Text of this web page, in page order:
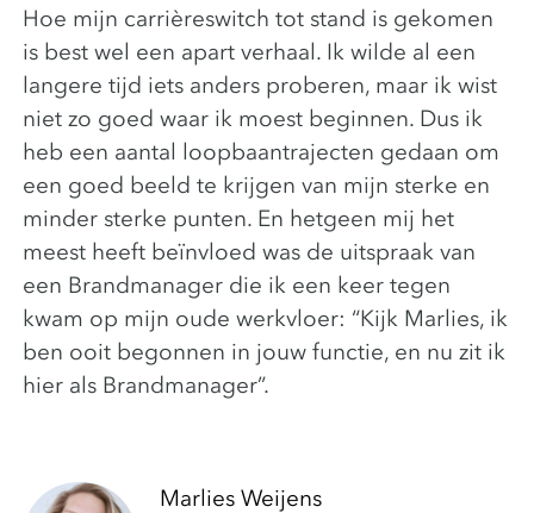
Hoe mijn carrièreswitch tot stand is gekomen
is best wel een apart verhaal. Ik wilde al een
langere tijd iets anders proberen, maar ik wist
niet zo goed waar ik moest beginnen. Dus ik
heb een aantal loopbaantrajecten gedaan om
een goed beeld te krijgen van mijn sterke en
minder sterke punten. En hetgeen mij het
meest heeft beïnvloed was de uitspraak van
een Brandmanager die ik een keer tegen
kwam op mijn oude werkvloer: “Kijk Marlies, ik
ben ooit begonnen in jouw functie, en nu zit ik
hier als Brandmanager”.
Marlies Weijens